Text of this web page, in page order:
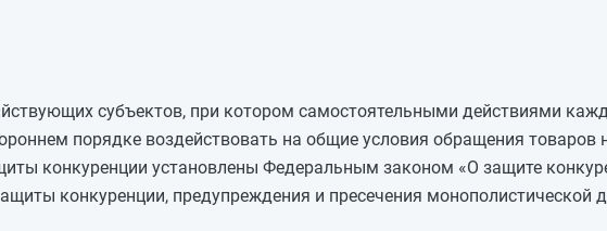
субъектов, при котором самостоятельными действиями
порядке воздействовать на общие условия обращения товаров
конкуренции установлены Федеральным законом «О защите
конкуренции, предупреждения и пресечения монополистической